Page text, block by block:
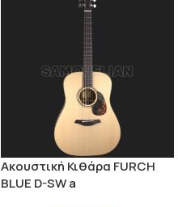
Ακουστική Κιθάρα FURCH
BLUE D-SW a